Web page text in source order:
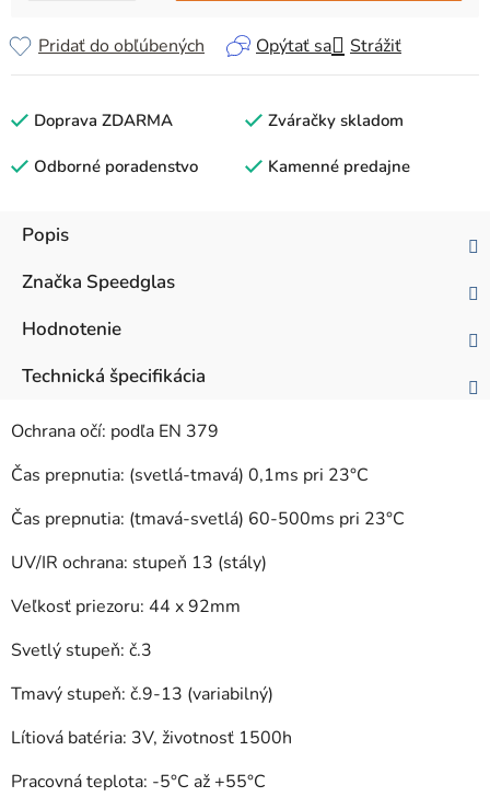
Opýtať sa Strážiť
Pridať do obľúbených
Doprava ZDARMA Zváračky skladom
Odborné poradenstvo Kamenné predajne
Popis
Značka Speedglas
Hodnotenie
Technická špecifikácia
Ochrana očí: podľa EN 379
Čas prepnutia: (svetlá-tmavá) 0,1ms pri 23°C
Čas prepnutia: (tmavá-svetlá) 60-500ms pri 23°C
UV/IR ochrana: stupeň 13 (stály)
Veľkosť priezoru: 44 x 92mm
Svetlý stupeň: č.3
Tmavý stupeň: č.9-13 (variabilný)
Lítiová batéria: 3V, životnosť 1500h
Pracovná teplota: -5°C až +55°C